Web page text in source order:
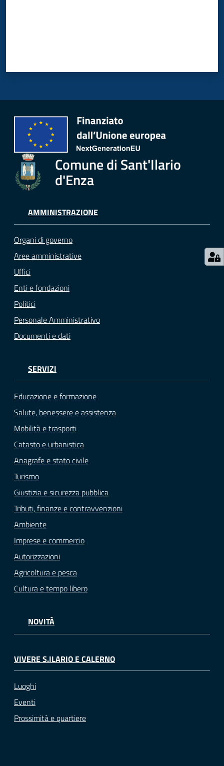
argomenti...
Seguici
su
Comune di Sant'Ilario
d'Enza
AMMINISTRAZIONE
Organi di governo
Aree amministrative
Uffici
Enti e fondazioni
Politici
Personale Amministrativo
Documenti e dati
SERVIZI
Educazione e formazione
Salute, benessere e assistenza
Mobilità e trasporti
Catasto e urbanistica
Anagrafe e stato civile
Turismo
Giustizia e sicurezza pubblica
Tributi, finanze e contravvenzioni
Ambiente
Imprese e commercio
Autorizzazioni
Agricoltura e pesca
Cultura e tempo libero
NOVITÀ
VIVERE S.ILARIO E CALERNO
Luoghi
Eventi
Prossimità e quartiere